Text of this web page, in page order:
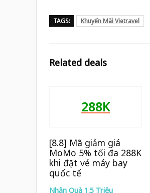
TAGS: Khuyến Mãi Vietravel
Related deals
288K
[8.8] Mã giảm giá
MoMo 5% tối đa 288K
khi đặt vé máy bay
quốc tế
Nhận Quà 1.5 Triệu